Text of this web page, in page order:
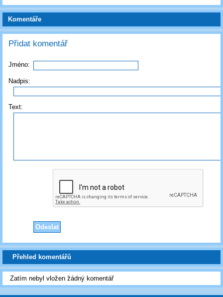
Komentáře
Přidat komentář
Jméno:
Nadpis:
Text:
Přehled komentářů
Zatím nebyl vložen žádný komentář